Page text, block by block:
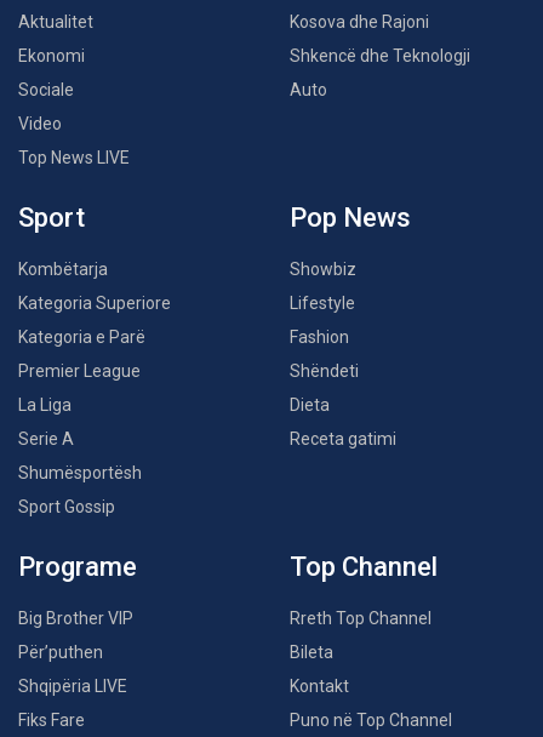
Aktualitet
Ekonomi
Sociale
Video
Top News LIVE
Kosova dhe Rajoni
Shkencë dhe Teknologji
Auto
Sport
Kombëtarja
Kategoria Superiore
Kategoria e Parë
Premier League
La Liga
Serie A
Shumësportësh
Sport Gossip
Pop News
Showbiz
Lifestyle
Fashion
Shëndeti
Dieta
Receta gatimi
Programe
Big Brother VIP
Për’puthen
Shqipëria LIVE
Fiks Fare
Top Channel
Rreth Top Channel
Bileta
Kontakt
Puno në Top Channel